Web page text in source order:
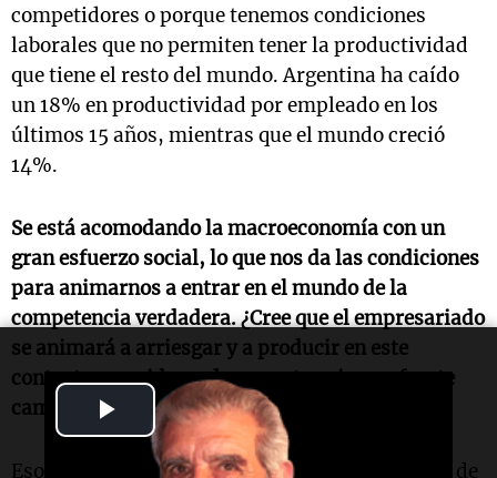
Play
Video
competidores o porque tenemos condiciones
laborales que no permiten tener la productividad
que tiene el resto del mundo. Argentina ha caído
un 18% en productividad por empleado en los
últimos 15 años, mientras que el mundo creció
14%.
Se está acomodando la macroeconomía con un
gran esfuerzo social, lo que nos da las condiciones
para animarnos a entrar en el mundo de la
competencia verdadera. ¿Cree que el empresariado
se animará a arriesgar y a producir en este
contexto, considerando que esto exige un fuerte
cambio cultural y mentalidad?
Eso que usted menciona, el lanzarse a la espera de